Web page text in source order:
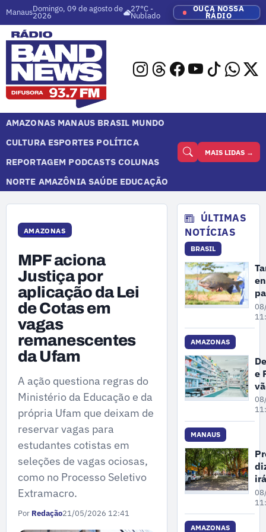
ManausDomingo, 09 de agosto de
2026
27°C -
Nublado
OUÇA NOSSA
RÁDIO
AMAZONAS MANAUS BRASIL MUNDO
CULTURA ESPORTES POLÍTICA
REPORTAGEM PODCASTS COLUNAS
NORTE AMAZÔNIA SAÚDE EDUCAÇÃO
MAIS LIDAS →
AMAZONAS
MPF aciona
Justiça por
aplicação da Lei
de Cotas em
vagas
remanescentes
da Ufam
A ação questiona regras do
Ministério da Educação e da
própria Ufam que deixam de
reservar vagas para
estudantes cotistas em
seleções de vagas ociosas,
como no Processo Seletivo
Extramacro.
Por Redação21/05/2026 12:41
ÚLTIMAS
NOTÍCIAS
BRASIL
de
do
AMAZONAS
e
e
MANAUS
irá
AMAZONAS